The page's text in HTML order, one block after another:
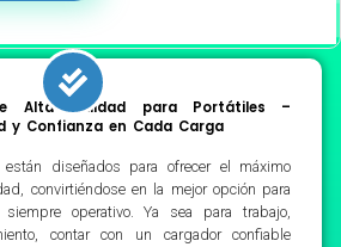
Alta Calidad para Portátiles –
y Confianza en Cada Carga
están diseñados para ofrecer el máximo
convirtiéndose en la mejor opción para
operativo. Ya sea para trabajo,
contar con un cargador confiable